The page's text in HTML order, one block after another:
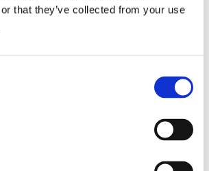
that they’ve collected from your use